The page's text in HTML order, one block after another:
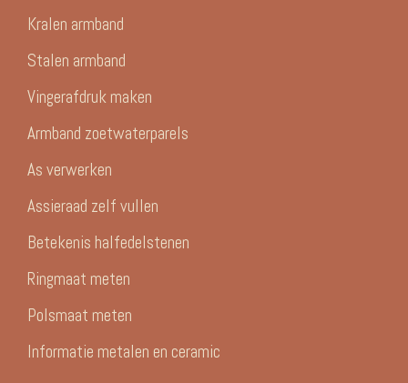
Kralen armband
Stalen armband
Vingerafdruk maken
Armband zoetwaterparels
As verwerken
Assieraad zelf vullen
Betekenis halfedelstenen
Ringmaat meten
Polsmaat meten
Informatie metalen en ceramic